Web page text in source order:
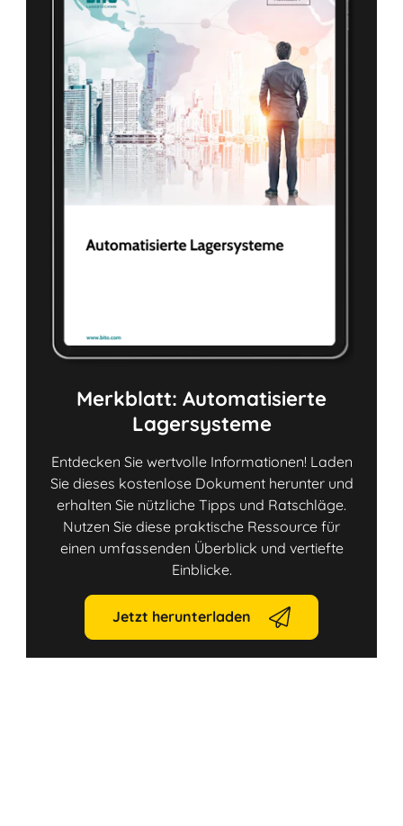
Merkblatt: Automatisierte
Lagersysteme
Entdecken Sie wertvolle Informationen! Laden
Sie dieses kostenlose Dokument herunter und
erhalten Sie nützliche Tipps und Ratschläge.
Nutzen Sie diese praktische Ressource für
einen umfassenden Überblick und vertiefte
Einblicke.
Jetzt herunterladen